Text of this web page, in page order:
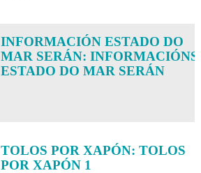
INFORMACIÓN ESTADO DO
MAR SERÁN: INFORMACIÓNS
ESTADO DO MAR SERÁN
TOLOS POR XAPÓN: TOLOS
POR XAPÓN 1